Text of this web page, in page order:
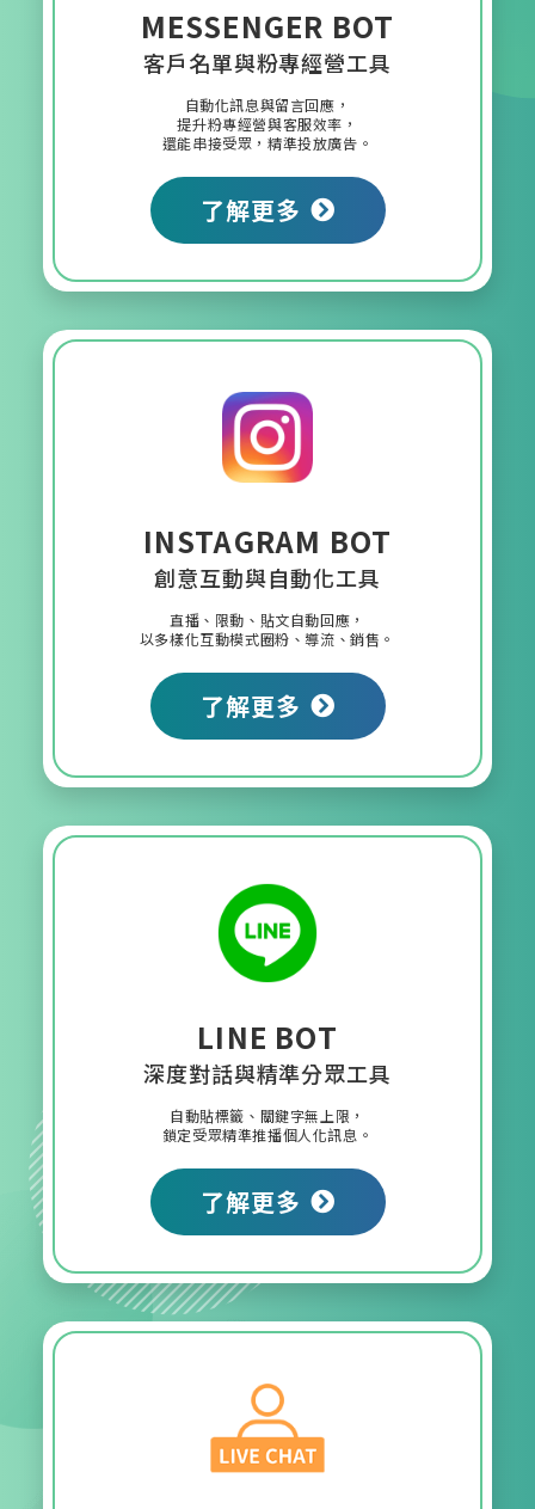
MESSENGER BOT
客戶名單與粉專經營工具
自動化訊息與留言回應，
提升粉專經營與客服效率，
還能串接受眾，精準投放廣告。
了解更多
INSTAGRAM BOT
創意互動與自動化工具
直播、限動、貼文自動回應，
以多樣化互動模式圈粉、導流、銷售。
了解更多
LINE BOT
深度對話與精準分眾工具
自動貼標籤、關鍵字無上限，
鎖定受眾精準推播個人化訊息。
了解更多